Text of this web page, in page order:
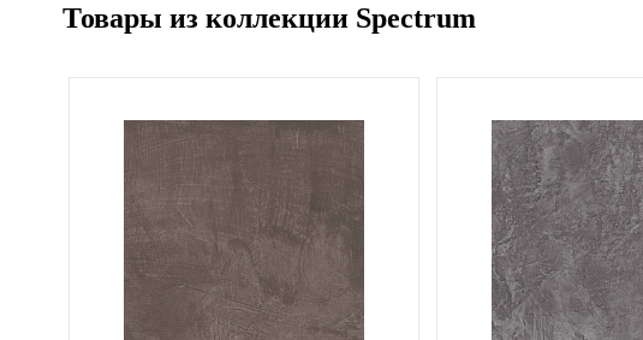
Товары из коллекции Spectrum